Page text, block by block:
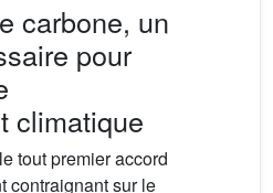
carbone, un
pour
climatique
tout premier accord
contraignant sur le